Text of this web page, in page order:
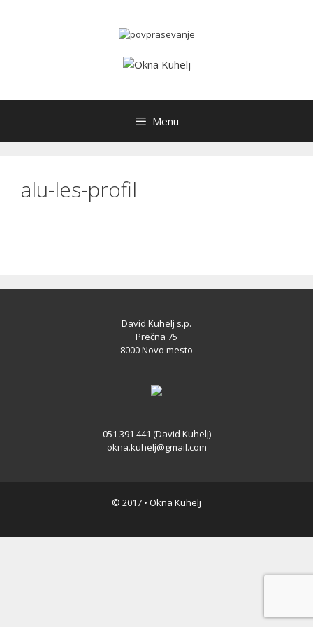
Menu
alu-les-profil
David Kuhelj s.p.
Prečna 75
8000 Novo mesto
051 391 441 (David Kuhelj)
okna.kuhelj@gmail.com
© 2017 • Okna Kuhelj